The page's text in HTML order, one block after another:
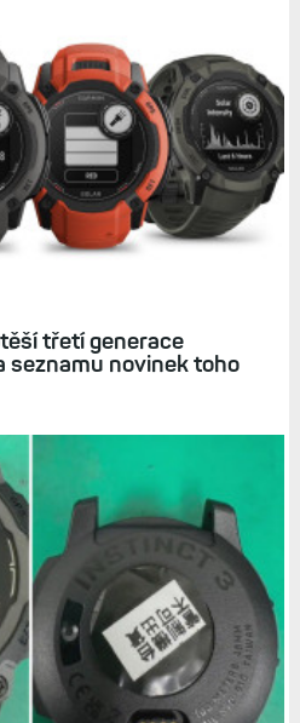
Diskuse k článku (21)